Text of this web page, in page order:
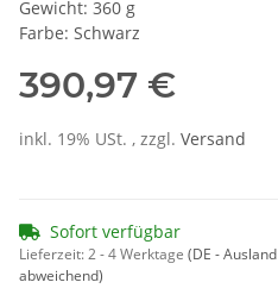
Gewicht: 360 g
Farbe: Schwarz
390,97 €
inkl. 19% USt. , zzgl. Versand
Sofort verfügbar
Lieferzeit:2 - 4 Werktage (DE - Ausland
abweichend)